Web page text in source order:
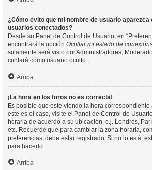
¿Cómo evito que mi nombre de usuario aparezca
usuarios conectados?
Desde su Panel de Control de Usuario, en
encontrará la opción Ocultar mi estado de
solamente será visto por Administradores,
contará como usuario oculto.
Arriba
¡La hora en los foros no es correcta!
Es posible que esté viendo la hora correspondiente
este es el caso, visite el Panel de Control de
horaria de acuerdo a su ubicación, e.j. Londres,
etc. Recuerde que para cambiar la zona horaria,
preferencias, debe estar registrado. Si no lo está,
para hacerlo.
Arriba